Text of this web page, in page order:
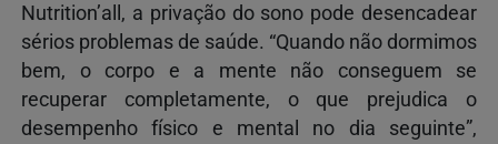
Nutrition’all, a privação do sono pode desencadear
sérios problemas de saúde. “Quando não dormimos
bem, o corpo e a mente não conseguem se
recuperar completamente, o que prejudica o
desempenho físico e mental no dia seguinte”,